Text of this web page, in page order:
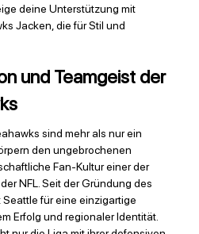
deine Unterstützung mit
Jacken, die für Stil und
und Teamgeist der
sind mehr als nur ein
den ungebrochenen
Fan-Kultur einer der
NFL. Seit der Gründung des
für eine einzigartige
Erfolg und regionaler Identität.